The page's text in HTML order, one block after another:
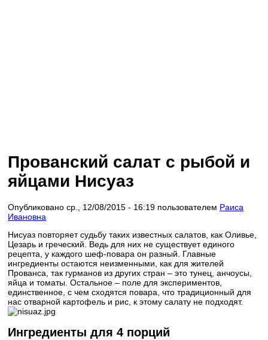
Прованский салат с рыбой и
яйцами Нисуаз
Опубликовано ср., 12/08/2015 - 16:19 пользователем Раиса
Ивановна
Нисуаз повторяет судьбу таких известных салатов, как Оливье,
Цезарь и греческий. Ведь для них не существует единого
рецепта, у каждого шеф-повара он разный. Главные
ингредиенты остаются неизменными, как для жителей
Прованса, так гурманов из других стран – это тунец, анчоусы,
яйца и томаты. Остальное – поле для экспериментов,
единственное, с чем сходятся повара, что традиционный для
нас отварной картофель и рис, к этому салату не подходят.
Ингредиенты для 4 порций